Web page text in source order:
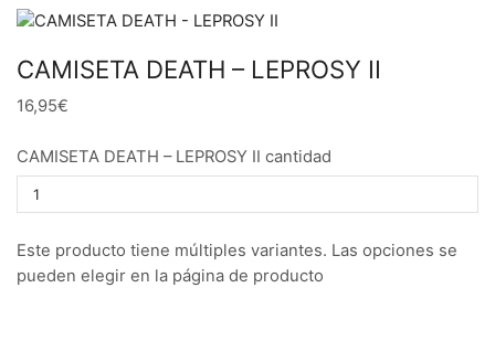
CAMISETA DEATH – LEPROSY II
16,95€
CAMISETA DEATH – LEPROSY II cantidad
Este producto tiene múltiples variantes. Las opciones se
pueden elegir en la página de producto